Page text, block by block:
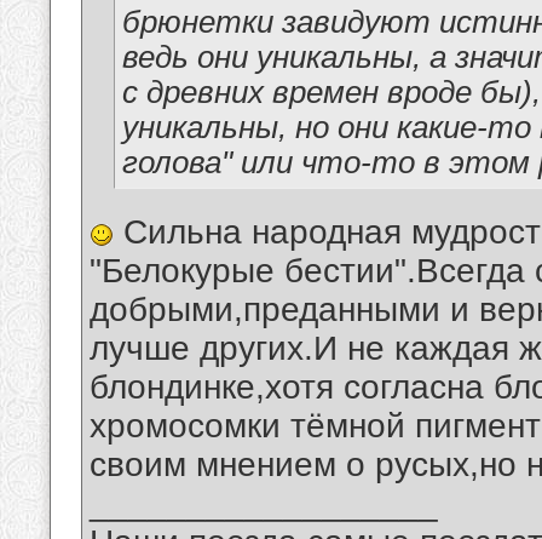
брюнетки завидуют
ведь они уникальны, а
с древних времен вроде
уникальны, но они какие-
голова" или что-то в этом
Сильна народная
"Белокурые
добрыми,преданными и
лучше других.И не каждая
блондинке,хотя согласна
хромосомки тёмной
своим мнением о русых,но